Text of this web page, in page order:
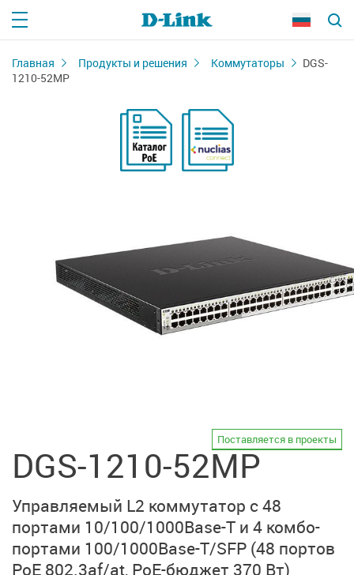
Главная Продукты и решения Коммутаторы
DGS-
1210-52MP
DGS-1210-52MP
Поставляется в проекты
Управляемый L2 коммутатор с 48
портами 10/100/1000Base-T и 4 комбо-
портами 100/1000Base-T/SFP (48 портов
PoE 802.3af/at, PoE-бюджет 370 Вт)